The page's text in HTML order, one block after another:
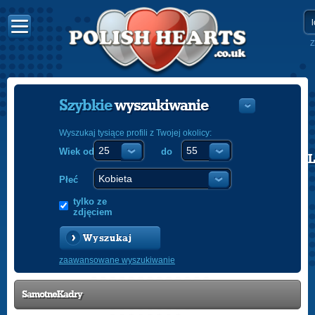
POLISH
Szybkiewyszukiwanie
Wyszukaj tysiące profili z Twojej okolicy:
Wiek od do
Płeć
tylko ze
zdjęciem
Wyszukaj
zaawansowane wyszukiwanie
SamotneKadry